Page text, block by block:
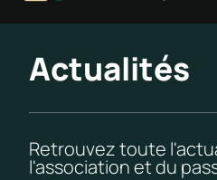
Actualités
Retrouvez toute
l'association et du